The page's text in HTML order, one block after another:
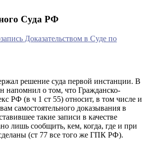
Суда РФ
решение суда первой инстанции. В
напомнил о том, что Гражданско-
РФ (в ч 1 ст 55) относит, в том числе и
самостоятельного доказывания в
такие записи в качестве
лишь сообщить, кем, когда, где и при
(ст 77 все того же ГПК РФ).